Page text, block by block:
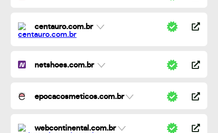
centauro.com.br
netshoes.com.br
epocacosmeticos.com.br
webcontinental.com.br